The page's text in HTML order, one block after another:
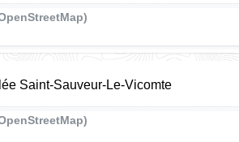
Saint-Sauveur-Le-Vicomte